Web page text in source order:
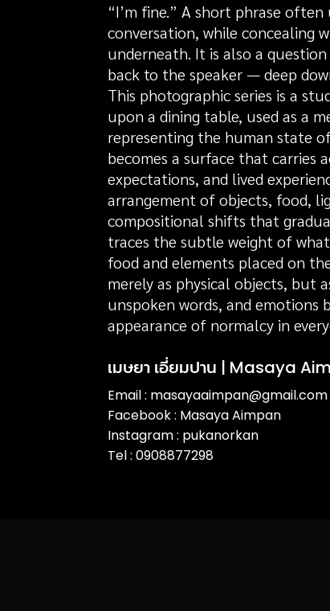
“I’m fine.” A short phrase often
conversation, while concealing
underneath. It is also a
back to the speaker — deep
This photographic series is a
upon a dining table, used as a
representing the human state
becomes a surface that carries
expectations, and lived
arrangement of objects, food,
compositional shifts that
traces the subtle weight of
food and elements placed on
merely as physical objects, but
unspoken words, and emotions
appearance of normalcy in
เมษยา เอี่ยมปาน | Masaya
Email : masayaaimpan@gmail.com
Facebook : Masaya Aimpan
Instagram : pukanorkan
Tel : 0908877298